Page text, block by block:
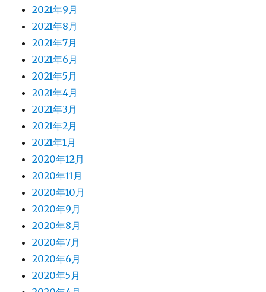
2021年9月
2021年8月
2021年7月
2021年6月
2021年5月
2021年4月
2021年3月
2021年2月
2021年1月
2020年12月
2020年11月
2020年10月
2020年9月
2020年8月
2020年7月
2020年6月
2020年5月